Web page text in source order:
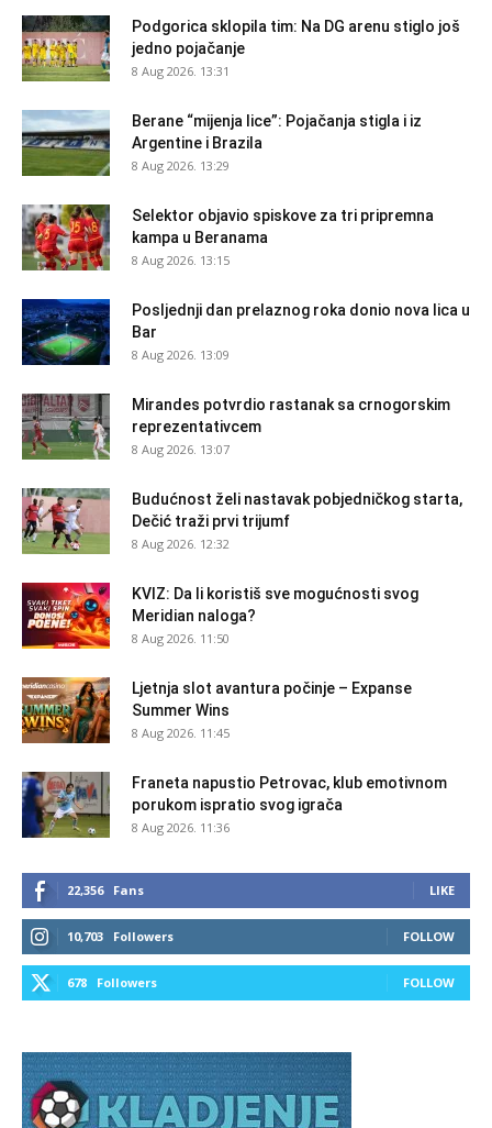
Podgorica sklopila tim: Na DG arenu stiglo još
jedno pojačanje
8 Aug 2026. 13:31
Berane “mijenja lice”: Pojačanja stigla i iz
Argentine i Brazila
8 Aug 2026. 13:29
Selektor objavio spiskove za tri pripremna
kampa u Beranama
8 Aug 2026. 13:15
Posljednji dan prelaznog roka donio nova lica u
Bar
8 Aug 2026. 13:09
Mirandes potvrdio rastanak sa crnogorskim
reprezentativcem
8 Aug 2026. 13:07
Budućnost želi nastavak pobjedničkog starta,
Dečić traži prvi trijumf
8 Aug 2026. 12:32
KVIZ: Da li koristiš sve mogućnosti svog
Meridian naloga?
8 Aug 2026. 11:50
Ljetnja slot avantura počinje – Expanse
Summer Wins
8 Aug 2026. 11:45
Franeta napustio Petrovac, klub emotivnom
porukom ispratio svog igrača
8 Aug 2026. 11:36
22,356 Fans LIKE
10,703 Followers FOLLOW
678 Followers FOLLOW